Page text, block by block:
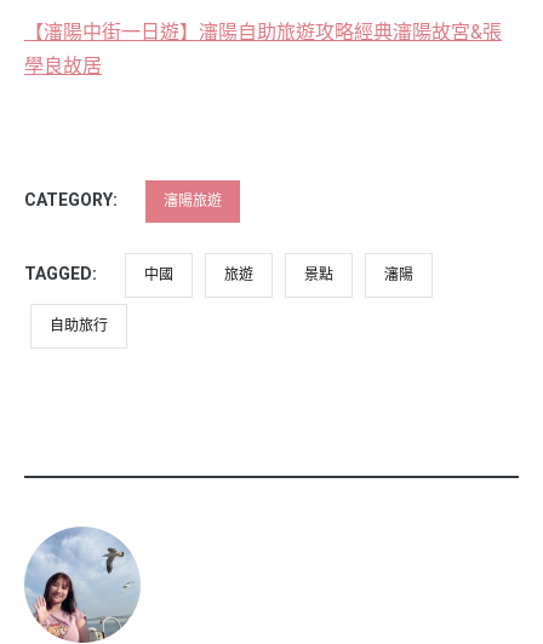
【瀋陽中街一日遊】瀋陽自助旅遊攻略經典瀋陽故宮&張
學良故居
CATEGORY: 瀋陽旅遊
TAGGED: 中國 旅遊 景點 瀋陽
自助旅行